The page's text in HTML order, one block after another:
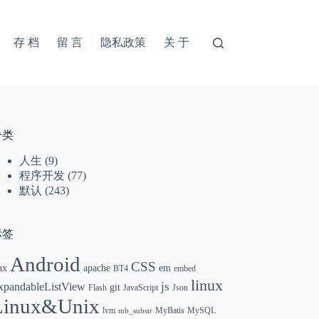
存 档 留 言 隐私政策 关 于
类
人生 (9)
程序开发 (77)
默认 (243)
签
Android apache BT4 CSS em embed
Flash git JavaScript js Json linux
lvm mb_substr MyBatis MySQL